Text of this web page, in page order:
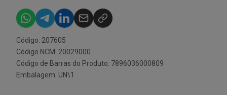
Código: 207605
Código NCM: 20029000
Código de Barras do Produto: 7896036000809
Embalagem: UN\1